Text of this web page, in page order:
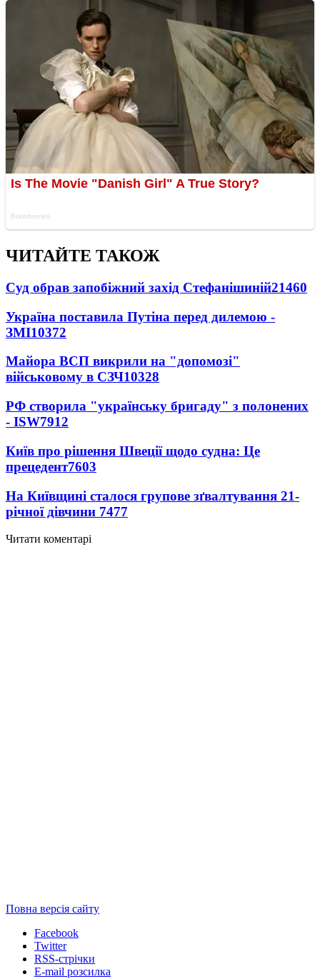
ЧИТАЙТЕ ТАКОЖ
Суд обрав запобіжний захід Стефанішиній21460
Україна поставила Путіна перед дилемою -
ЗМІ10372
Майора ВСП викрили на "допомозі"
військовому в СЗЧ10328
РФ створила "українську бригаду" з полонених
- ISW7912
Київ про рішення Швеції щодо судна: Це
прецедент7603
На Київщині сталося групове зґвалтування 21-
річної дівчини 7477
Читати коментарі
Повна версія сайту
Facebook
Twitter
RSS-стрічки
E-mail розсилка